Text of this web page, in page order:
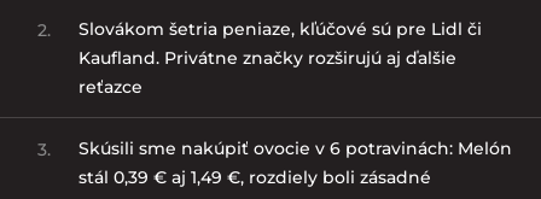
2.
Slovákom šetria peniaze, kľúčové sú pre Lidl či
Kaufland. Privátne značky rozširujú aj ďalšie
reťazce
3.
Skúsili sme nakúpiť ovocie v 6 potravinách: Melón
stál 0,39 € aj 1,49 €, rozdiely boli zásadné